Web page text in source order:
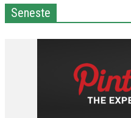
Seneste